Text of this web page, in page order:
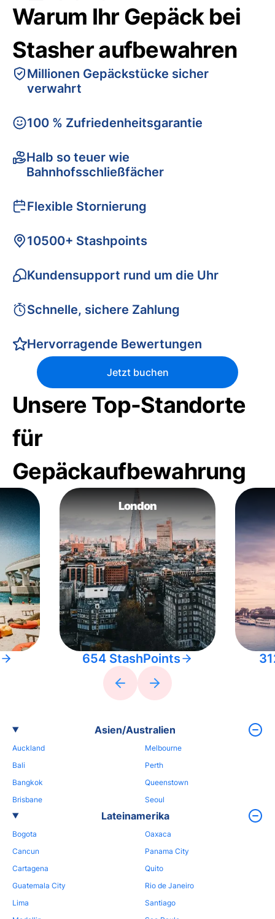
Warum Ihr Gepäck bei
Stasher aufbewahren
Millionen Gepäckstücke sicher
verwahrt
100 % Zufriedenheitsgarantie
Halb so teuer wie
Bahnhofsschließfächer
Flexible Stornierung
10500+ Stashpoints
Kundensupport rund um die Uhr
Schnelle, sichere Zahlung
Hervorragende Bewertungen
Jetzt buchen
Unsere Top-Standorte
für
Gepäckaufbewahrung
London
654 StashPoints
Asien/Australien
Auckland
Bali
Bangkok
Brisbane
Melbourne
Perth
Queenstown
Seoul
Lateinamerika
Bogota
Cancun
Cartagena
Guatemala City
Lima
Oaxaca
Panama City
Quito
Rio de Janeiro
Santiago